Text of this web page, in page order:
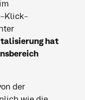
Klick-
hat
der